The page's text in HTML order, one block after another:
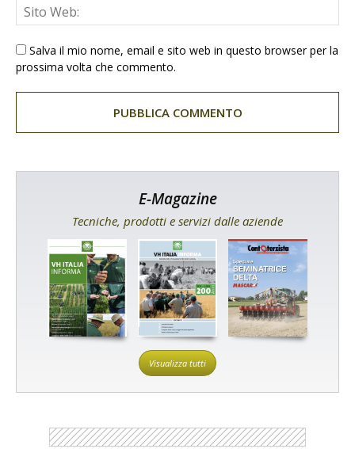
Salva il mio nome, email e sito web in questo browser per la
prossima volta che commento.
E-Magazine
Tecniche, prodotti e servizi dalle aziende
Visualizza tutti